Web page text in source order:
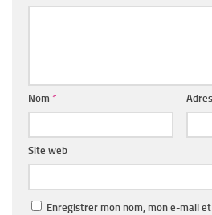
Nom *
Site web
Enregistrer mon nom, mon e-mail